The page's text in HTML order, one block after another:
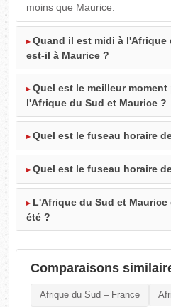
moins que Maurice.
Quand il est midi à l'Afrique
est-il à Maurice ?
Quel est le meilleur
l'Afrique du Sud et Maurice ?
Quel est le fuseau horaire
Quel est le fuseau horaire
L'Afrique du Sud et
été ?
Comparaisons
Afrique du Sud – France